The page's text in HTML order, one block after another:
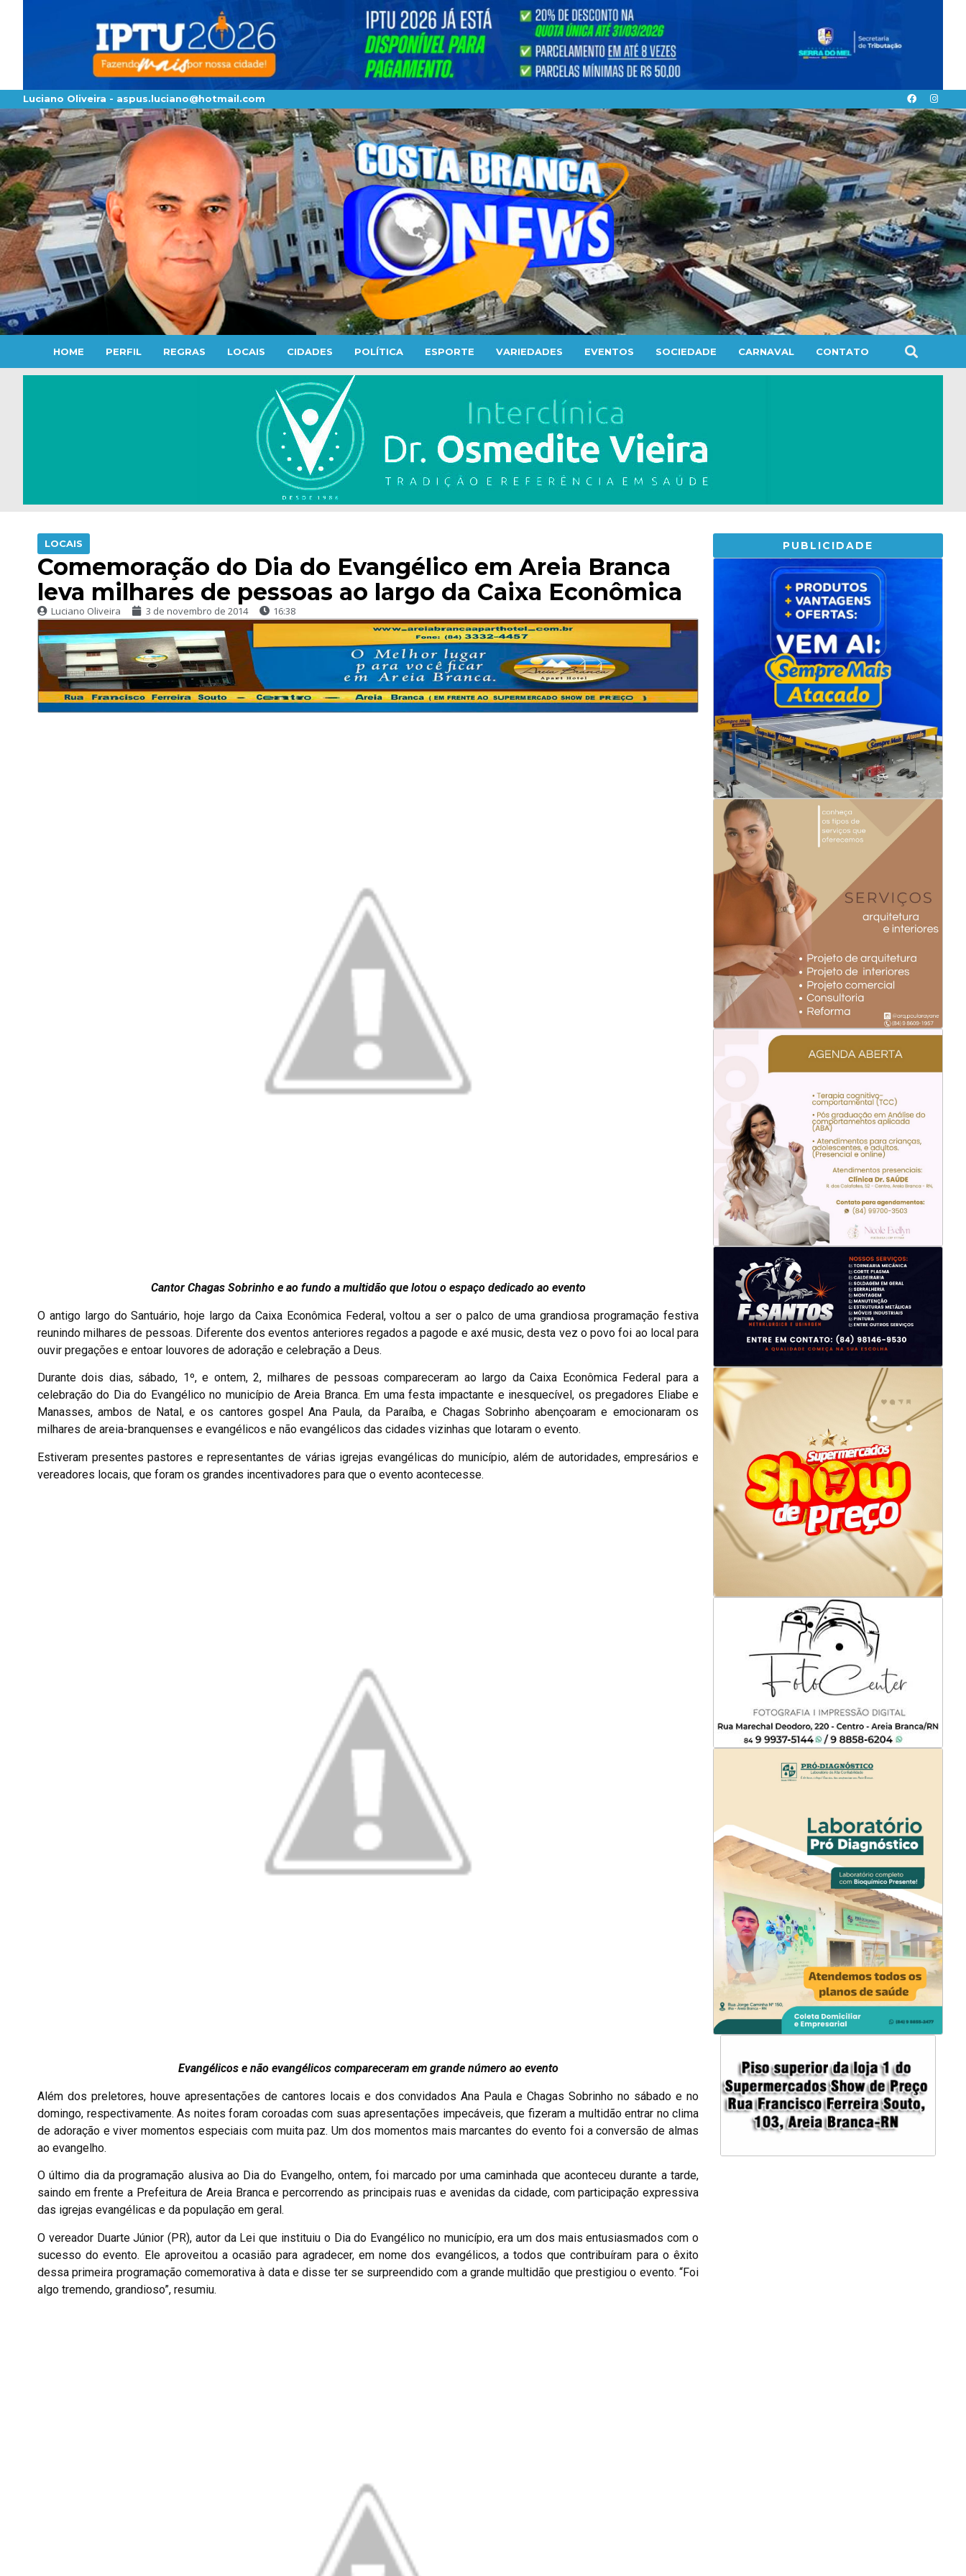
Luciano Oliveira - aspus.luciano@hotmail.com
HOME PERFIL REGRAS LOCAIS CIDADES POLÍTICA ESPORTE VARIEDADES EVENTOS SOCIEDADE CARNAVAL CONTATO
LOCAIS
Comemoração do Dia do Evangélico em Areia Branca
leva milhares de pessoas ao largo da Caixa Econômica
Luciano Oliveira 3 de novembro de 2014 16:38
Cantor Chagas Sobrinho e ao fundo a multidão que lotou o espaço dedicado ao evento
O antigo largo do Santuário, hoje largo da Caixa Econômica Federal, voltou a ser o palco de uma grandiosa programação festiva
reunindo milhares de pessoas. Diferente dos eventos anteriores regados a pagode e axé music, desta vez o povo foi ao local para
ouvir pregações e entoar louvores de adoração e celebração a Deus.
Durante dois dias, sábado, 1º, e ontem, 2, milhares de pessoas compareceram ao largo da Caixa Econômica Federal para a
celebração do Dia do Evangélico no município de Areia Branca. Em uma festa impactante e inesquecível, os pregadores Eliabe e
Manasses, ambos de Natal, e os cantores gospel Ana Paula, da Paraíba, e Chagas Sobrinho abençoaram e emocionaram os
milhares de areia-branquenses e evangélicos e não evangélicos das cidades vizinhas que lotaram o evento.
Estiveram presentes pastores e representantes de várias igrejas evangélicas do município, além de autoridades, empresários e
vereadores locais, que foram os grandes incentivadores para que o evento acontecesse.
Evangélicos e não evangélicos compareceram em grande número ao evento
Além dos preletores, houve apresentações de cantores locais e dos convidados Ana Paula e Chagas Sobrinho no sábado e no
domingo, respectivamente. As noites foram coroadas com suas apresentações impecáveis, que fizeram a multidão entrar no clima
de adoração e viver momentos especiais com muita paz. Um dos momentos mais marcantes do evento foi a conversão de almas
ao evangelho.
O último dia da programação alusiva ao Dia do Evangelho, ontem, foi marcado por uma caminhada que aconteceu durante a tarde,
saindo em frente a Prefeitura de Areia Branca e percorrendo as principais ruas e avenidas da cidade, com participação expressiva
das igrejas evangélicas e da população em geral.
O vereador Duarte Júnior (PR), autor da Lei que instituiu o Dia do Evangélico no município, era um dos mais entusiasmados com o
sucesso do evento. Ele aproveitou a ocasião para agradecer, em nome dos evangélicos, a todos que contribuíram para o êxito
dessa primeira programação comemorativa à data e disse ter se surpreendido com a grande multidão que prestigiou o evento. “Foi
algo tremendo, grandioso”, resumiu.
PUBLICIDADE